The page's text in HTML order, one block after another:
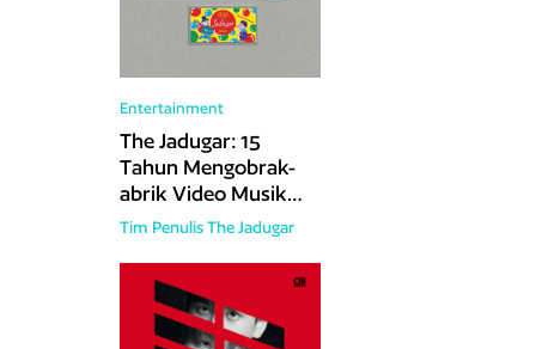
Entertainment
The Jadugar: 15
Tahun Mengobrak-
abrik Video Musik
Indonesia
Tim Penulis The Jadugar